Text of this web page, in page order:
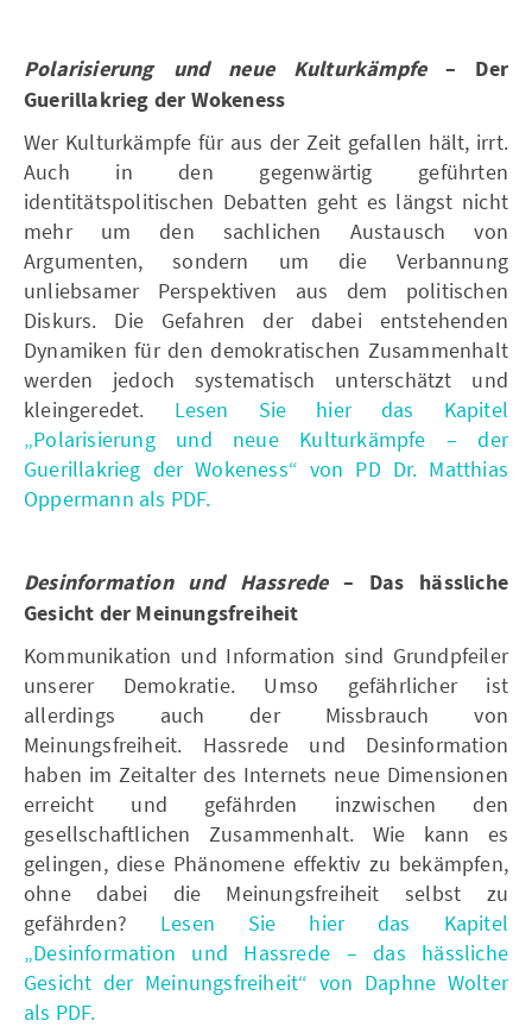
Polarisierung und neue Kulturkämpfe– Der
Guerillakrieg der Wokeness
Wer Kulturkämpfe für aus der Zeit gefallen hält, irrt.
Auch in den gegenwärtig geführten
identitätspolitischen Debatten geht es längst nicht
mehr um den sachlichen Austausch von
Argumenten, sondern um die Verbannung
unliebsamer Perspektiven aus dem politischen
Diskurs. Die Gefahren der dabei entstehenden
Dynamiken für den demokratischen Zusammenhalt
werden jedoch systematisch unterschätzt und
kleingeredet. Lesen Sie hier das Kapitel
„Polarisierung und neue Kulturkämpfe – der
Guerillakrieg der Wokeness“ von PD Dr. Matthias
Oppermann als PDF.
Desinformation und Hassrede– Das hässliche
Gesicht der Meinungsfreiheit
Kommunikation und Information sind Grundpfeiler
unserer Demokratie. Umso gefährlicher ist
allerdings auch der Missbrauch von
Meinungsfreiheit. Hassrede und Desinformation
haben im Zeitalter des Internets neue Dimensionen
erreicht und gefährden inzwischen den
gesellschaftlichen Zusammenhalt. Wie kann es
gelingen, diese Phänomene effektiv zu bekämpfen,
ohne dabei die Meinungsfreiheit selbst zu
gefährden? Lesen Sie hier das Kapitel
„Desinformation und Hassrede – das hässliche
Gesicht der Meinungsfreiheit“ von Daphne Wolter
als PDF.